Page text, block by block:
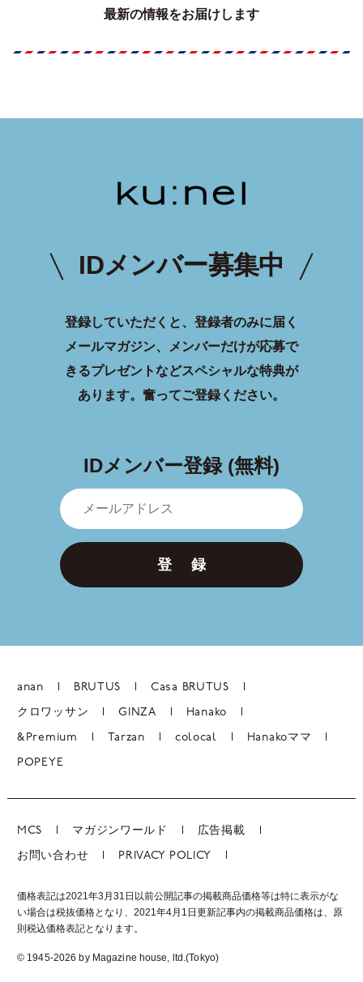
最新の情報をお届けします
IDメンバー募集中
登録していただくと、登録者のみに届く
メールマガジン、メンバーだけが応募で
きるプレゼントなどスペシャルな特典が
あります。 奮ってご登録ください。
IDメンバー登録 (無料)
登 録
anan BRUTUS Casa BRUTUS
クロワッサン GINZA Hanako
&Premium Tarzan colocal Hanakoママ
POPEYE
MCS マガジンワールド 広告掲載
お問い合わせ PRIVACY POLICY
価格表記は2021年3月31日以前公開記事の掲載商品価格等は特に表示がな
い場合は税抜価格となり、2021年4月1日更新記事内の掲載商品価格は、 原
則税込価格表記となります。
© 1945-2026 by Magazine house, ltd.(Tokyo)